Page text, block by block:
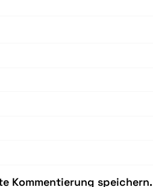
Kommentierung speichern.